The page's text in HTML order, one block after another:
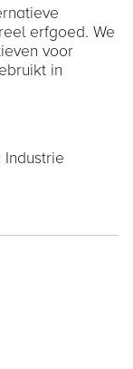
erfgoed. We
voor
in
Industrie